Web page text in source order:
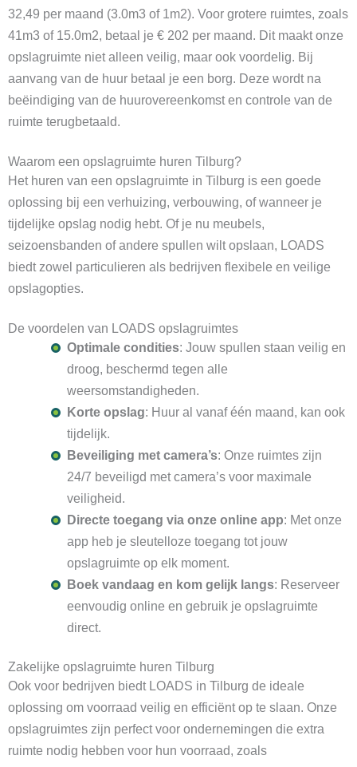
32,49 per maand (3.0m3 of 1m2). Voor grotere ruimtes, zoals
41m3 of 15.0m2, betaal je € 202 per maand. Dit maakt onze
opslagruimte niet alleen veilig, maar ook voordelig. Bij
aanvang van de huur betaal je een borg. Deze wordt na
beëindiging van de huurovereenkomst en controle van de
ruimte terugbetaald.
Waarom een opslagruimte huren Tilburg?
Het huren van een opslagruimte in Tilburg is een goede
oplossing bij een verhuizing, verbouwing, of wanneer je
tijdelijke opslag nodig hebt. Of je nu meubels,
seizoensbanden of andere spullen wilt opslaan, LOADS
biedt zowel particulieren als bedrijven flexibele en veilige
opslagopties.
De voordelen van LOADS opslagruimtes
Optimale condities: Jouw spullen staan veilig en
droog, beschermd tegen alle
weersomstandigheden.
Korte opslag: Huur al vanaf één maand, kan ook
tijdelijk.
Beveiliging met camera’s: Onze ruimtes zijn
24/7 beveiligd met camera’s voor maximale
veiligheid.
Directe toegang via onze online app: Met onze
app heb je sleutelloze toegang tot jouw
opslagruimte op elk moment.
Boek vandaag en kom gelijk langs: Reserveer
eenvoudig online en gebruik je opslagruimte
direct.
Zakelijke opslagruimte huren Tilburg
Ook voor bedrijven biedt LOADS in Tilburg de ideale
oplossing om voorraad veilig en efficiënt op te slaan. Onze
opslagruimtes zijn perfect voor ondernemingen die extra
ruimte nodig hebben voor hun voorraad, zoals